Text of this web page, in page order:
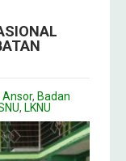
Ansor, Badan
, LKNU